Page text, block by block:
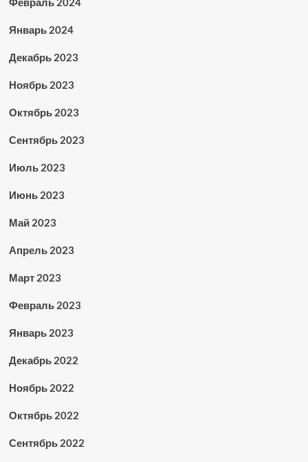
Январь 2024
Декабрь 2023
Ноябрь 2023
Октябрь 2023
Сентябрь 2023
Июль 2023
Июнь 2023
Май 2023
Апрель 2023
Март 2023
Февраль 2023
Январь 2023
Декабрь 2022
Ноябрь 2022
Октябрь 2022
Сентябрь 2022